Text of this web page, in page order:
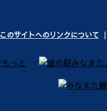
このサイトへのリンクについて